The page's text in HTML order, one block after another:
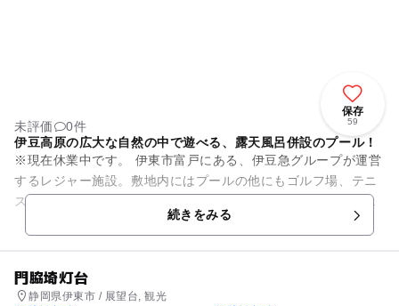
保存
59
未評価
0件
伊豆高原の広大な自然の中で遊べる、露天風呂併設のプール！
※現在休業中です。 伊東市富戸にある、伊豆急グループが運営
するレジャー施設。敷地内にはプールの他にもゴルフ場、テニ
スコートがあります。プールは夏期のみの営業で、スライダー
続きをみる
門脇埼灯台
静岡県伊東市 / 展望台, 観光